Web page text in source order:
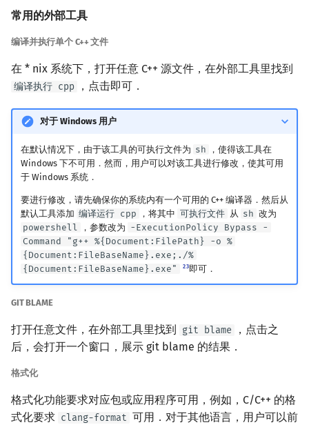
常用的外部工具
编译并执行单个 C++ 文件
在 * nix 系统下，打开任意 C++ 源文件，在外部工具里找到
编译执行 cpp ，点击即可．
对于 Windows 用户
在默认情况下，由于该工具的可执行文件为 sh
，使得该工具在
Windows 下不可用．然而，用户可以对该工具进行修改，使其可用
于 Windows 系统．
要进行修改，请先确保你的系统内有一个可用的 C++ 编译器．然后从
默认工具添加 编译运行 cpp ，将其中 可执行文件 从 sh 改为
powershell
，参数改为 -ExecutionPolicy Bypass -
Command "g++ %{Document:FilePath} -o %
{Document:FileBaseName}.exe;./%
{Document:FileBaseName}.exe"
23即可．
GIT BLAME
打开任意文件，在外部工具里找到 git blame
，点击之
后，会打开一个窗口，展示 git blame 的结果．
格式化
格式化功能要求对应包或应用程序可用，例如，C/C++ 的格
式化要求 clang-format 可用．对于其他语言，用户可以前